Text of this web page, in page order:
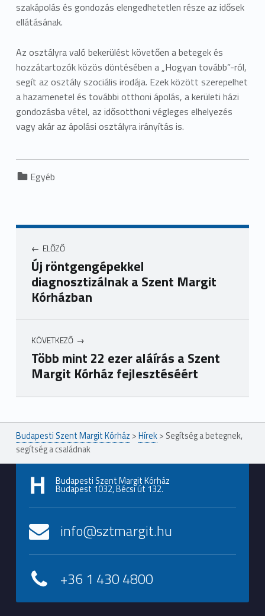
szakápolás és gondozás elengedhetetlen része az idősek
ellátásának.
Az osztályra való bekerülést követően a betegek és
hozzátartozók közös döntésében a „Hogyan tovább”-ról,
segít az osztály szociális irodája. Ezek között szerepelhet
a hazamenetel és további otthoni ápolás, a kerületi házi
gondozásba vétel, az idősotthoni végleges elhelyezés
vagy akár az ápolási osztályra irányítás is.
Categorized in:
Egyéb
ELŐZŐ
Új röntgengépekkel
diagnosztizálnak a Szent Margit
Kórházban
KÖVETKEZŐ
Több mint 22 ezer aláírás a Szent
Margit Kórház fejlesztéséért
Ugrás a főmenühöz
Budapesti Szent Margit Kórház >Hírek> Segítség a betegnek,
segítség a családnak
Budapesti Szent Margit Kórház
Budapest 1032, Bécsi út 132.
info@sztmargit.hu
+36 1 430 4800